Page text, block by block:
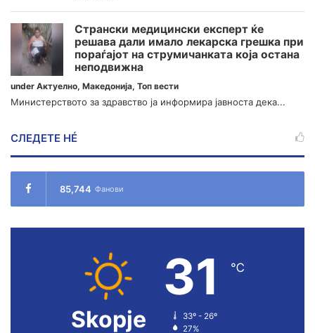
Странски медицински експерт ќе
решава дали имало лекарска грешка при
пораѓајот на струмичанката која остана
неподвижна
under Актуелно, Македонија, Топ вести
Министерството за здравство ја информира јавноста дека...
СЛЕДЕТЕ НÉ
85,744 Фанови
Skopje
31 ℃
33º - 26º
27%